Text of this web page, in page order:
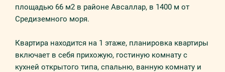
площадью 66 м2 в районе Авсаллар, в 1400 м от
Средиземного моря.
Квартира находится на 1 этаже, планировка квартиры
включает в себя прихожую, гостиную комнату с
кухней открытого типа, спальню, ванную комнату и